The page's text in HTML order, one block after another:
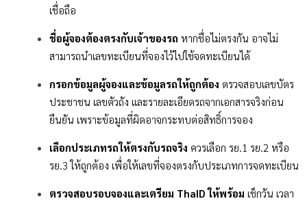
เชื่อถือ
ชื่อผู้จองต้องตรงกับเจ้าของรถ หากชื่อไม่ตรงกัน อาจไม่
สามารถนำเลขทะเบียนที่จองไว้ไปใช้จดทะเบียนได้
กรอกข้อมูลผู้จองและข้อมูลรถให้ถูกต้อง ตรวจสอบเลขบัตร
ประชาชน เลขตัวถัง และรายละเอียดรถจากเอกสารจริงก่อน
ยืนยัน เพราะข้อมูลที่ผิดอาจกระทบต่อสิทธิ์การจอง
เลือกประเภทรถให้ตรงกับรถจริง ควรเลือก รย.1 รย.2 หรือ
รย.3 ให้ถูกต้อง เพื่อให้เลขที่จองตรงกับประเภทการจดทะเบียน
ตรวจสอบรอบจองและเตรียม ThaID ให้พร้อม เช็กวัน เวลา